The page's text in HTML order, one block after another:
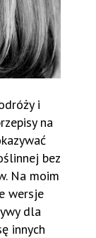
i
na
bez
Na moim
wersje
dla
innych